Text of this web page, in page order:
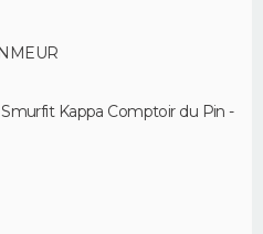
Kappa Comptoir du Pin -